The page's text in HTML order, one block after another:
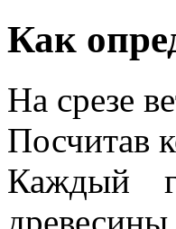
Как
На срезе
Посчитав
Каждый